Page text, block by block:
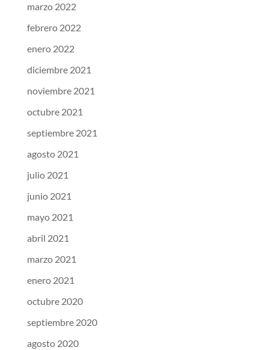
marzo 2022
febrero 2022
enero 2022
diciembre 2021
noviembre 2021
octubre 2021
septiembre 2021
agosto 2021
julio 2021
junio 2021
mayo 2021
abril 2021
marzo 2021
enero 2021
octubre 2020
septiembre 2020
agosto 2020